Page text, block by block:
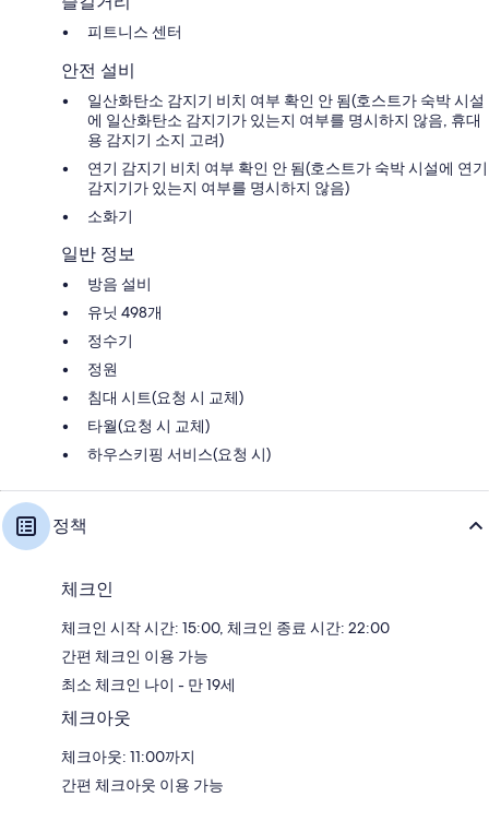
피트니스 센터
안전 설비
일산화탄소 감지기 비치 여부 확인 안 됨(호스트가 숙박 시설
에 일산화탄소 감지기가 있는지 여부를 명시하지 않음, 휴대
용 감지기 소지 고려)
연기 감지기 비치 여부 확인 안 됨(호스트가 숙박 시설에 연기
감지기가 있는지 여부를 명시하지 않음)
소화기
일반 정보
방음 설비
유닛 498개
정수기
정원
침대 시트(요청 시 교체)
타월(요청 시 교체)
하우스키핑 서비스(요청 시)
정책
체크인
체크인 시작 시간: 15:00, 체크인 종료 시간: 22:00
간편 체크인 이용 가능
최소 체크인 나이 - 만 19세
체크아웃
체크아웃: 11:00까지
간편 체크아웃 이용 가능